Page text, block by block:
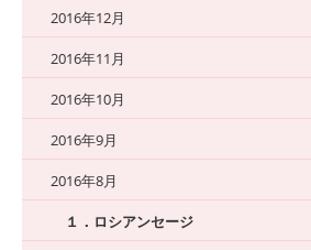
2016年12月
2016年11月
2016年10月
2016年9月
2016年8月
１．ロシアンセージ